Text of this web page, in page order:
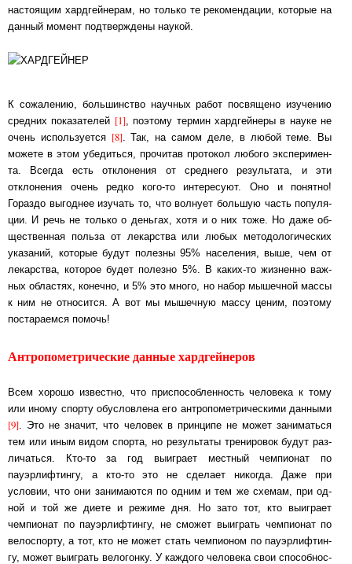
настоящим хардгейнерам, но только те ре­ко­мен­да­ции, ко­то­рые на
дан­ный момент подтверждены наукой.
К сожалению, большинство научных работ посвящено изучению
средних показателей [1], по­это­му термин хардгейнеры в науке не
очень используется [8]. Так, на самом де­ле, в лю­бой теме. Вы
можете в этом убедиться, прочитав протокол любого экс­пе­ри­мен­
та. Всег­да есть отклонения от среднего результата, и эти
отклонения очень ред­ко ко­го-­то ин­те­ре­су­ют. Оно и понятно!
Гораздо выгоднее изучать то, что волнует боль­шую часть по­пу­ля­
ции. И речь не только о деньгах, хотя и о них тоже. Но даже об­
щест­вен­ная поль­за от лекарства или любых ме­то­до­ло­ги­чес­ких
указаний, которые бу­дут по­лез­ны 95% населения, выше, чем от
лекарства, которое будет полезно 5%. В ка­ких-­то жиз­нен­но важ­
ных областях, конечно, и 5% это много, но набор мышечной мас­сы
к ним не от­но­сит­ся. А вот мы мышечную массу ценим, поэтому
постараемся по­мочь!
Антропометрические данные хардгейнеров
Всем хорошо известно, что приспособленность человека к тому
или иному спорту обу­сло­вле­на его ан­тро­по­ме­три­чес­ки­ми данными
[9] . Это не значит, что человек в прин­ци­пе не мо­жет заниматься
тем или иным видом спорта, но результаты тренировок бу­дут раз­
ли­чать­ся. Кто-то за год выиграет местный чемпионат по
пауэрлифтингу, а кто-­то это не сде­ла­ет ни­ко­гда. Даже при
условии, что они занимаются по одним и тем же схе­мам, при од­
ной и той же диете и режиме дня. Но зато тот, кто выиграет
чемпионат по пауэр­лиф­тин­гу, не смо­жет выиграть чемпионат по
велоспорту, а тот, кто не может стать чем­пио­ном по пауэр­лиф­тин­
гу, может выиграть велогонку. У каждого человека свои спо­соб­нос­